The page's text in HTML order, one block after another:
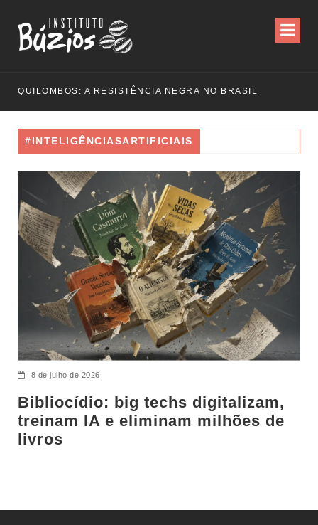
QUILOMBOS: A RESISTÊNCIA NEGRA NO BRASIL
#INTELIGÊNCIASARTIFICIAIS
8 de julho de 2026
Bibliocídio: big techs digitalizam,
treinam IA e eliminam milhões de
livros